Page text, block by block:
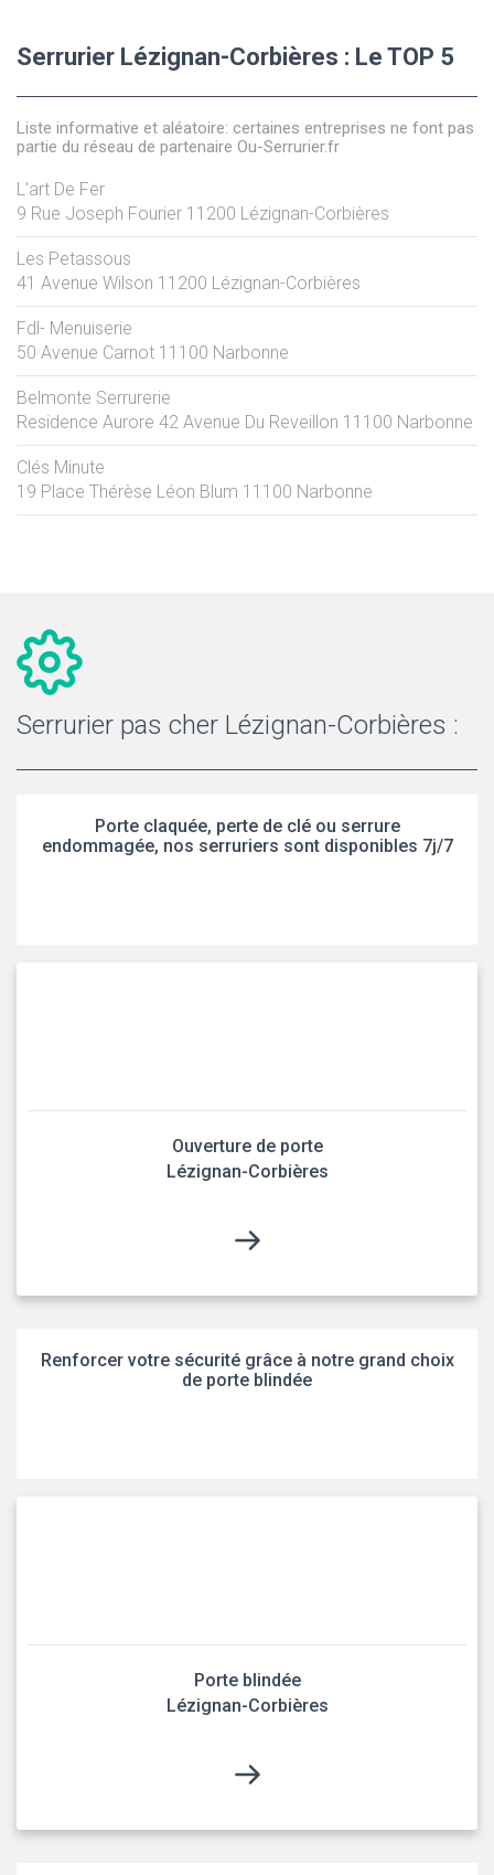
Serrurier Lézignan-Corbières : Le TOP 5
Liste informative et aléatoire: certaines entreprises ne font pas
partie du réseau de partenaire Ou-Serrurier.fr
L'art De Fer
9 Rue Joseph Fourier 11200 Lézignan-Corbières
Les Petassous
41 Avenue Wilson 11200 Lézignan-Corbières
Fdl- Menuiserie
50 Avenue Carnot 11100 Narbonne
Belmonte Serrurerie
Residence Aurore 42 Avenue Du Reveillon 11100 Narbonne
Clés Minute
19 Place Thérèse Léon Blum 11100 Narbonne
Serrurier pas cher Lézignan-Corbières :
Porte claquée, perte de clé ou serrure
endommagée, nos serruriers sont disponibles 7j/7
Ouverture de porte
Lézignan-Corbières
Renforcer votre sécurité grâce à notre grand choix
de porte blindée
Porte blindée
Lézignan-Corbières